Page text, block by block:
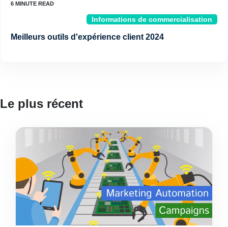
Informations de commercialisation
Meilleurs outils d'expérience client 2024
Le plus récent